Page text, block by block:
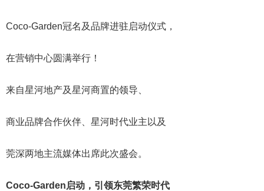
Coco-Garden冠名及品牌进驻启动仪式，
在营销中心圆满举行！
来自星河地产及星河商置的领导、
商业品牌合作伙伴、星河时代业主以及
莞深两地主流媒体出席此次盛会。
Coco-Garden启动，引领东莞繁荣时代